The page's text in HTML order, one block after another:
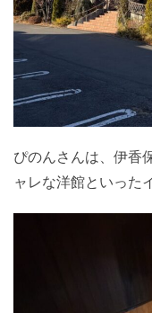
ぴのんさんは、伊香
ャレな洋館といった